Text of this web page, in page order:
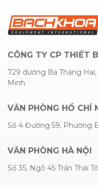
CÔNG TY CP THIẾT
729 đường Ba Tháng
Minh
VĂN PHÒNG HỒ CHÍ
Số 4 Đường 59, Phường
VĂN PHÒNG HÀ NỘI
Số 35, Ngõ 45 Trần Thái